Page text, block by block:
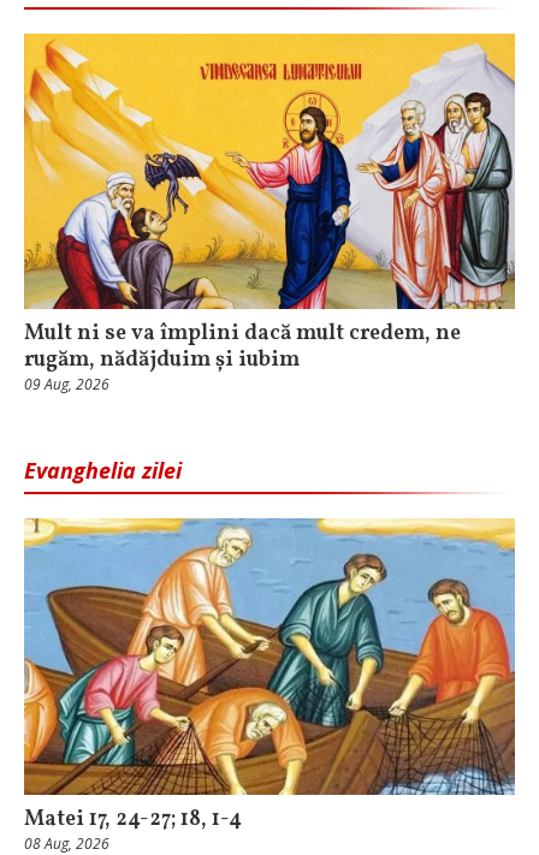
Mult ni se va împlini dacă mult credem, ne
rugăm, nădăjduim și iubim
09 Aug, 2026
Evanghelia zilei
Matei 17, 24-27; 18, 1-4
08 Aug, 2026